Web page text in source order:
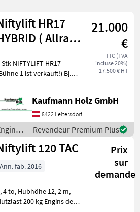
Pays Filtres
4
HR17
( Allrad )
21.000
€
TTC (TVA
incluse 20%)
17.500 € HT
Stk NIFTYLIFT HR17
1 ist verkauft!) Bj.
+ Kubota
Dieselmotor ) nur 4.950 K
Kaufmann Holz GmbH
8422 Leitersdorf
Revendeur Premium Plus
120 TAC
Prix
sur
demande
Ann. fab. 2016
Hubhöhe 12, 2 m,
200 kg Engins de